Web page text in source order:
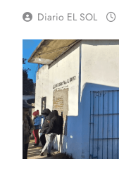
Diario EL SOL